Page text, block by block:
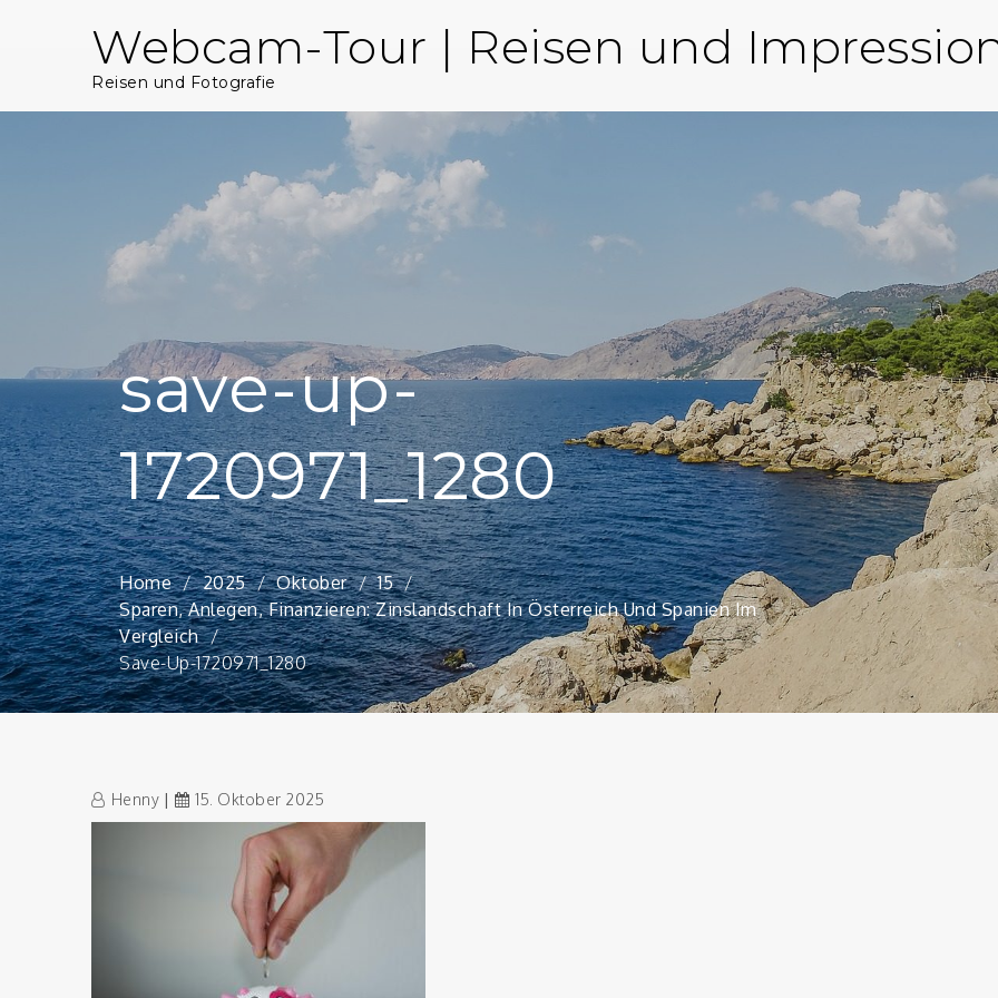
Webcam-Tour | Reisen und
Reisen und Fotografie
save-up-
1720971_1280
Home 2025 Oktober
15
Sparen, Anlegen, Finanzieren: Zinslandschaft In Österreich Und Spanien Im
Vergleich
Save-Up-1720971_1280
Henny 15. Oktober 2025